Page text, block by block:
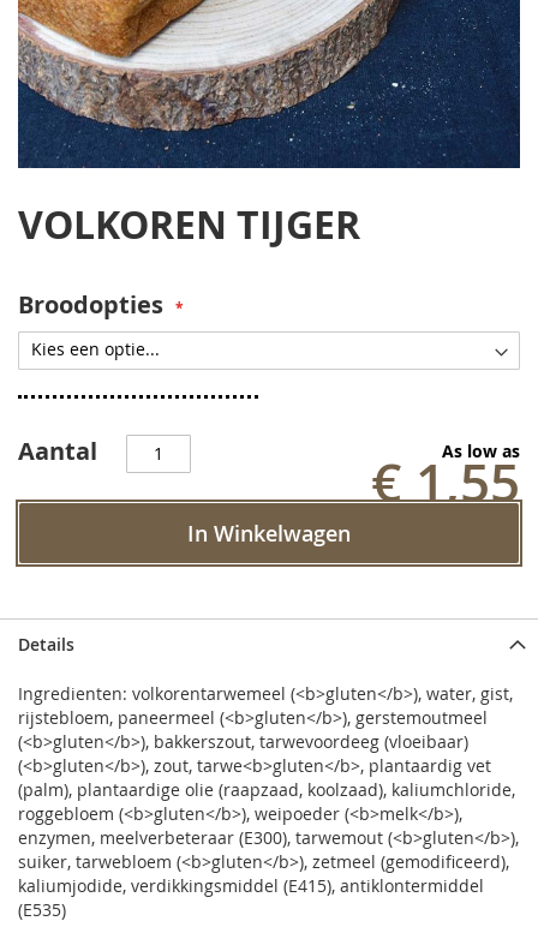
het
de
afbeeldingen-
gallerij
VOLKOREN TIJGER
Broodopties
Aantal As low as
€ 1,55
In Winkelwagen
Details
Ingredienten: volkorentarwemeel (<b>gluten</b>), water, gist,
rijstebloem, paneermeel (<b>gluten</b>), gerstemoutmeel
(<b>gluten</b>), bakkerszout, tarwevoordeeg (vloeibaar)
(<b>gluten</b>), zout, tarwe<b>gluten</b>, plantaardig vet
(palm), plantaardige olie (raapzaad, koolzaad), kaliumchloride,
roggebloem (<b>gluten</b>), weipoeder (<b>melk</b>),
enzymen, meelverbeteraar (E300), tarwemout (<b>gluten</b>),
suiker, tarwebloem (<b>gluten</b>), zetmeel (gemodificeerd),
kaliumjodide, verdikkingsmiddel (E415), antiklontermiddel
(E535)